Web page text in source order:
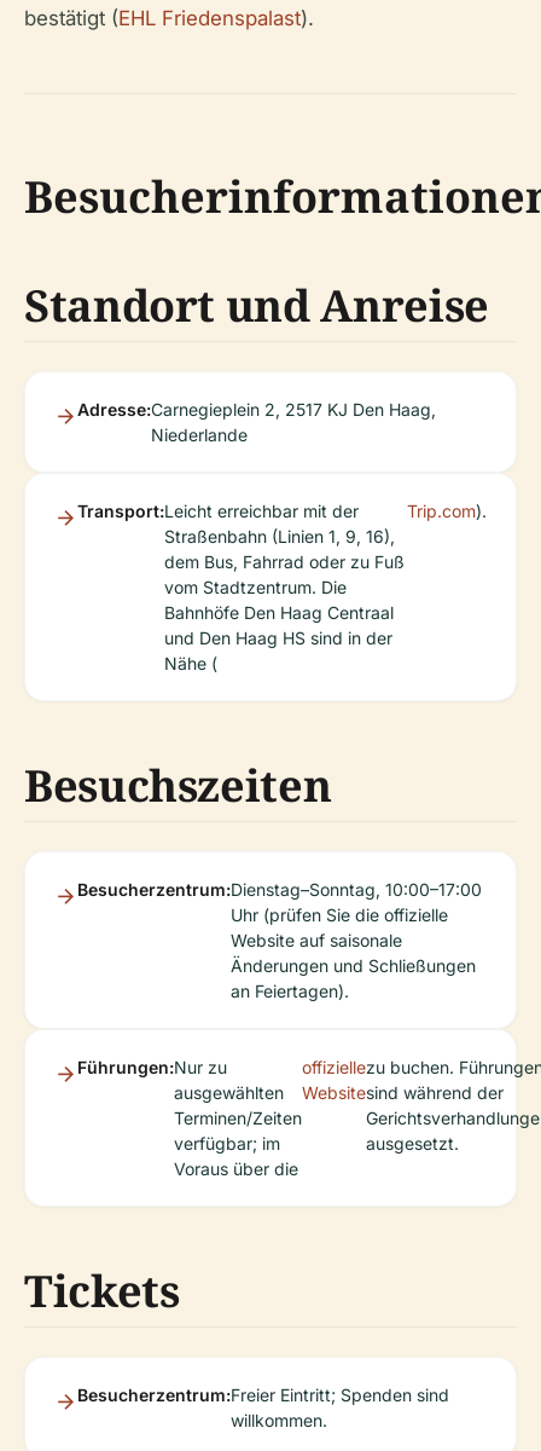
bestätigt (EHL Friedenspalast).
Standort und Anreise
Adresse:Carnegieplein 2, 2517 KJ Den Haag,
Niederlande
Transport:Leicht erreichbar mit der
Straßenbahn (Linien 1, 9, 16),
dem Bus, Fahrrad oder zu Fuß
vom Stadtzentrum. Die
Bahnhöfe Den Haag Centraal
und Den Haag HS sind in der
Nähe (
Trip.com).
Besuchszeiten
Besucherzentrum:Dienstag–Sonntag, 10:00–17:00
Uhr (prüfen Sie die offizielle
Website auf saisonale
Änderungen und Schließungen
an Feiertagen).
Führungen:Nur zu
ausgewählten
Terminen/Zeiten
verfügbar; im
Voraus über die
offizielle
Website
zu buchen.
sind während der
ausgesetzt.
Tickets
Besucherzentrum:Freier Eintritt; Spenden sind
willkommen.